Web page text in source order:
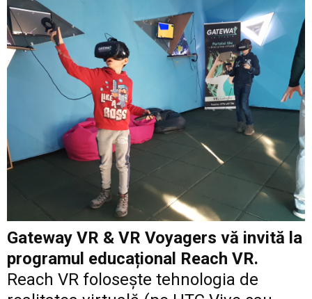
Gateway VR & VR Voyagers vă invită la
programul educațional Reach VR.
Reach VR folosește tehnologia de